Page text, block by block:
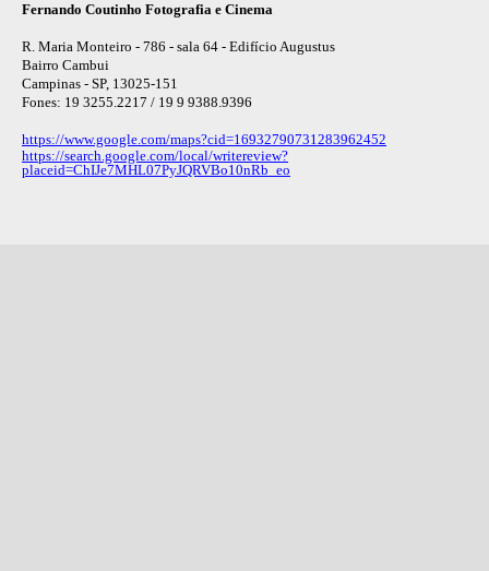
Fernando Coutinho Fotografia e Cinema
R. Maria Monteiro - 786 - sala 64 - Edifício Augustus
Bairro Cambui
Campinas - SP, 13025-151
Fones: 19 3255.2217 / 19 9 9388.9396
https://www.google.com/maps?cid=16932790731283962452
https://search.google.com/local/writereview?
placeid=ChIJe7MHL07PyJQRVBo10nRb_eo